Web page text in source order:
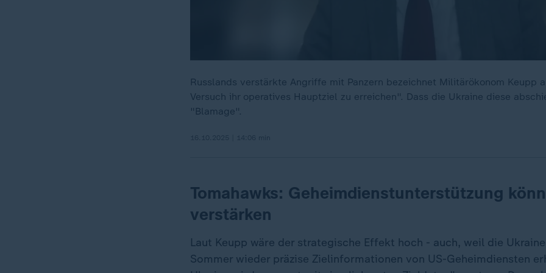
Russlands verstärkte Angriffe mit Panzern bezeichnet Militärökonom Keupp
Versuch ihr operatives Hauptziel zu erreichen". Dass die Ukraine diese
"Blamage".
Tomahawks: Geheimdienstunterstützung
verstärken
Laut Keupp wäre der strategische Effekt hoch - auch, weil die
Sommer wieder präzise Zielinformationen von US-Geheimdiensten